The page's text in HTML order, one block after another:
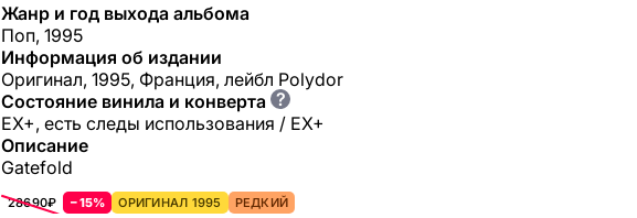
Жанр и год выхода альбома
Поп, 1995
Информация об издании
Оригинал, 1995, Франция, лейбл Polydor
Состояние винила и конверта ?
EX+, есть следы использования / EX+
Описание
Gatefold
28690₽ −15% ОРИГИНАЛ 1995 РЕДКИЙ